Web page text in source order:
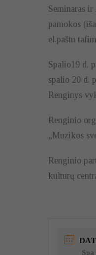
Seminaras
pamokos
el.paštu
Spalio19 d.
spalio 20 d.
Renginys
Renginio
„Muzikos
Renginio
kultūrų
Spa